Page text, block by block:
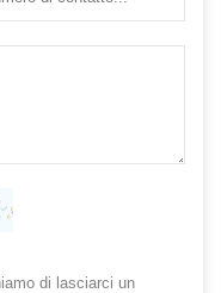
di lasciarci un